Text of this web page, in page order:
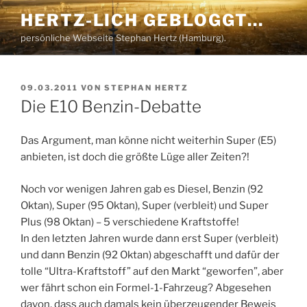
Zum
Inhalt
springen
HERTZ-LICH GEBLOGGT…
persönliche Webseite Stephan Hertz (Hamburg).
VERÖFFENTLICHT
AM
09.03.2011 VON STEPHAN HERTZ
Die E10 Benzin-Debatte
Das Argument, man könne nicht weiterhin Super (E5)
anbieten, ist doch die größte Lüge aller Zeiten?!
Noch vor wenigen Jahren gab es Diesel, Benzin (92
Oktan), Super (95 Oktan), Super (verbleit) und Super
Plus (98 Oktan) – 5 verschiedene Kraftstoffe!
In den letzten Jahren wurde dann erst Super (verbleit)
und dann Benzin (92 Oktan) abgeschafft und dafür der
tolle “Ultra-Kraftstoff” auf den Markt “geworfen”, aber
wer fährt schon ein Formel-1-Fahrzeug? Abgesehen
davon, dass auch damals kein überzeugender Beweis